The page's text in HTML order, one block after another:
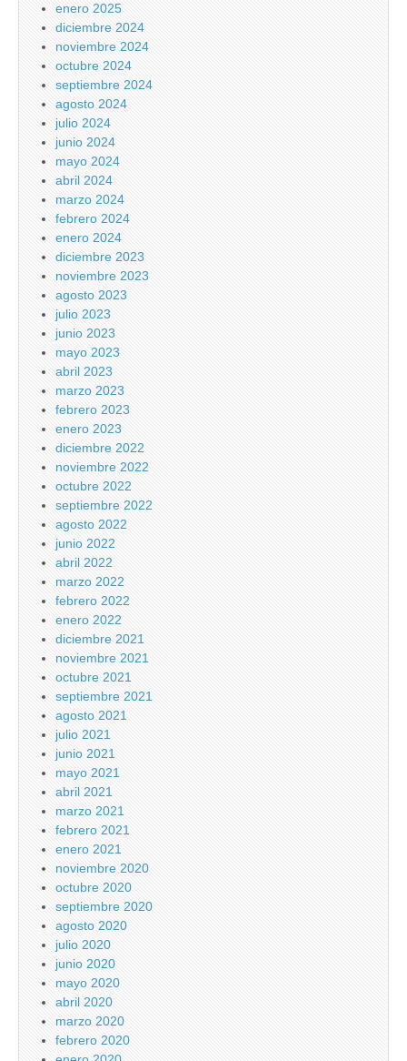
enero 2025
diciembre 2024
noviembre 2024
octubre 2024
septiembre 2024
agosto 2024
julio 2024
junio 2024
mayo 2024
abril 2024
marzo 2024
febrero 2024
enero 2024
diciembre 2023
noviembre 2023
agosto 2023
julio 2023
junio 2023
mayo 2023
abril 2023
marzo 2023
febrero 2023
enero 2023
diciembre 2022
noviembre 2022
octubre 2022
septiembre 2022
agosto 2022
junio 2022
abril 2022
marzo 2022
febrero 2022
enero 2022
diciembre 2021
noviembre 2021
octubre 2021
septiembre 2021
agosto 2021
julio 2021
junio 2021
mayo 2021
abril 2021
marzo 2021
febrero 2021
enero 2021
noviembre 2020
octubre 2020
septiembre 2020
agosto 2020
julio 2020
junio 2020
mayo 2020
abril 2020
marzo 2020
febrero 2020